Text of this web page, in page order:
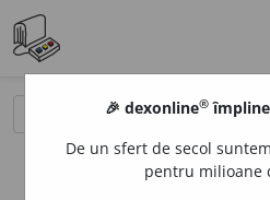
🎉 dexonline®
De un sfert de secol
pentru milioane